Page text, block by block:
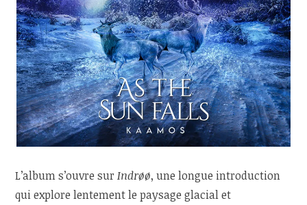
L’album s’ouvre surIndrøø, une longue introduction
qui explore lentement le paysage glacial et